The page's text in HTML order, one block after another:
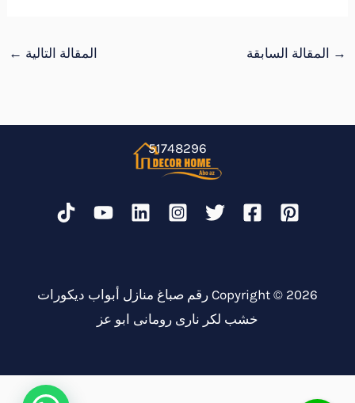
→ المقالة السابقة المقالة التالية ←
51748296
Copyright © 2026 رقم صباغ منازل أبواب ديكورات
خشب لكر نارى رومانى ابو عز